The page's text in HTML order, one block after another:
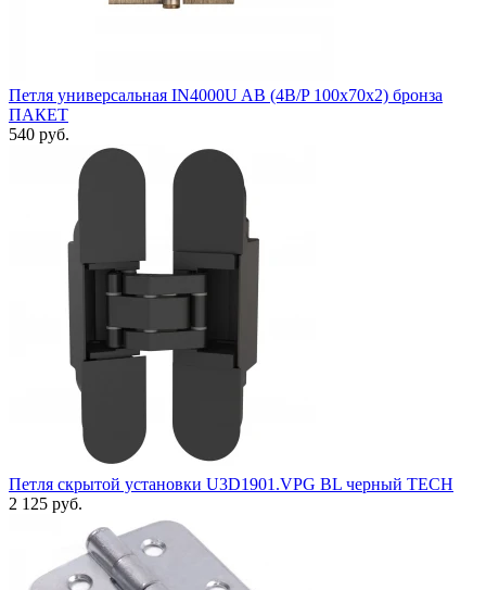
Петля универсальная IN4000U AB (4B/P 100x70x2) бронза
ПАКЕТ
540 руб.
Петля скрытой установки U3D1901.VPG BL черный TECH
2 125 руб.